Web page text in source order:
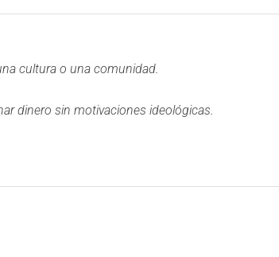
cultura o una comunidad.
dinero sin motivaciones ideológicas.